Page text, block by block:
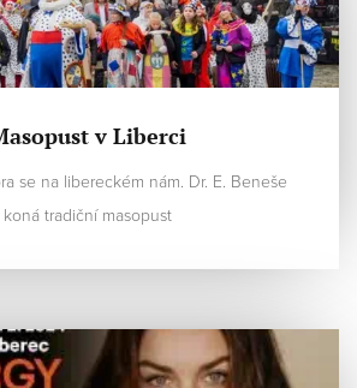
v Liberci
se na libereckém nám. Dr. E. Beneše
koná tradiční masopust